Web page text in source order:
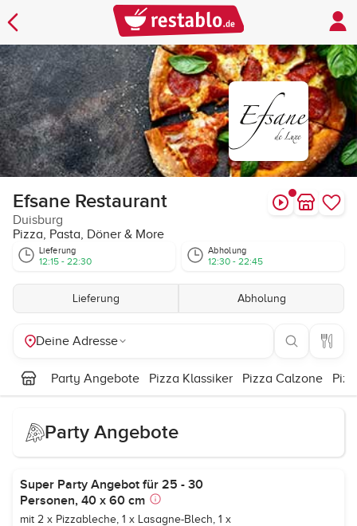
Efsane Restaurant
Duisburg
Pizza, Pasta, Döner & More
Lieferung
12:15 - 22:30
Abholung
12:30 - 22:45
Lieferung Abholung
Deine Adresse
Party Angebote Pizza Klassiker Pizza Calzone
Party Angebote
Super Party Angebot für 25 - 30
Personen, 40 x 60 cm
mit 2 x Pizzableche, 1 x Lasagne-Blech, 1 x